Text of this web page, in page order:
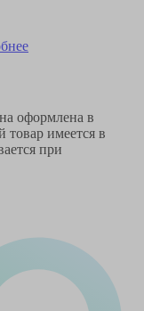
оформлена в
товар имеется в
при